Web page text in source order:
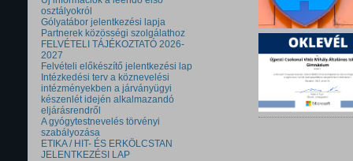
osztályokról
Gólyatábor jelentkezési lapja
Partnerek közösségi szolgálathoz
FELVÉTELI TÁJÉKOZTATÓ 2026-
2027
Felvételi előkészítő jelentkezési lap
Intézkedési terv a köznevelési
intézményekben a járványügyi
készenlét idején alkalmazandó
eljárásrendről
A gyógytestnevelés törvényi
szabályozása
ETIKA / HIT- ÉS ERKÖLCSTAN
JELENTKEZÉSI LAP